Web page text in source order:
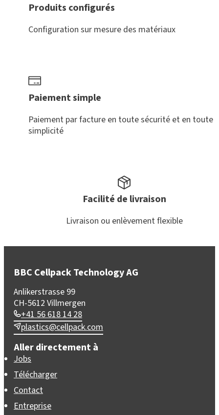
Produits configurés
Configuration sur mesure des matériaux
Paiement simple
Paiement par facture en toute sécurité et en toute
simplicité
Facilité de livraison
Livraison ou enlèvement flexible
BBC Cellpack Technology AG
Anlikerstrasse 99
CH-5612 Villmergen
+41 56 618 14 28
plastics@cellpack.com
Aller directement à
Jobs
Télécharger
Contact
Entreprise